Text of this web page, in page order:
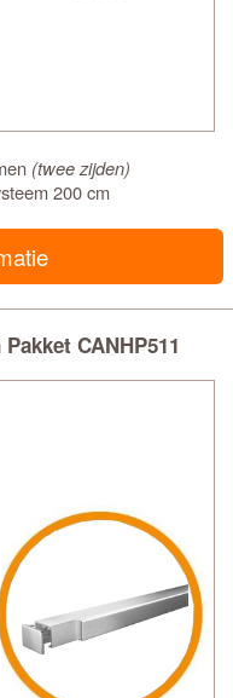
(twee zijden)
200 cm
CANHP511